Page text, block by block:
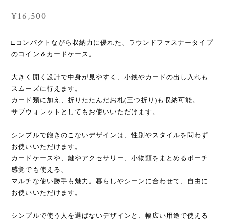
¥16,500
□コンパクトながら収納力に優れた、ラウンドファスナータイプ
のコイン＆カードケース。
大きく開く設計で中身が見やすく、小銭やカードの出し入れも
スムーズに行えます。
カード類に加え、折りたたんだお札(三つ折り)も収納可能。
サブウォレットとしてもお使いいただけます。
シンプルで飽きのこないデザインは、性別やスタイルを問わず
お使いいただけます。
カードケースや、鍵やアクセサリー、小物類をまとめるポーチ
感覚でも使える、
マルチな使い勝手も魅力。暮らしやシーンに合わせて、自由に
お使いいただけます。
シンプルで使う人を選ばないデザインと、幅広い用途で使える